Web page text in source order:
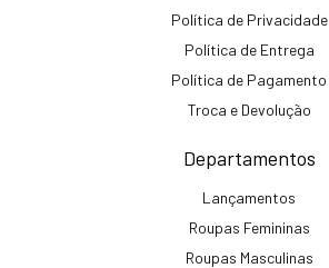
Política de Privacidade
Política de Entrega
Política de Pagamento
Troca e Devolução
Departamentos
Lançamentos
Roupas Femininas
Roupas Masculinas